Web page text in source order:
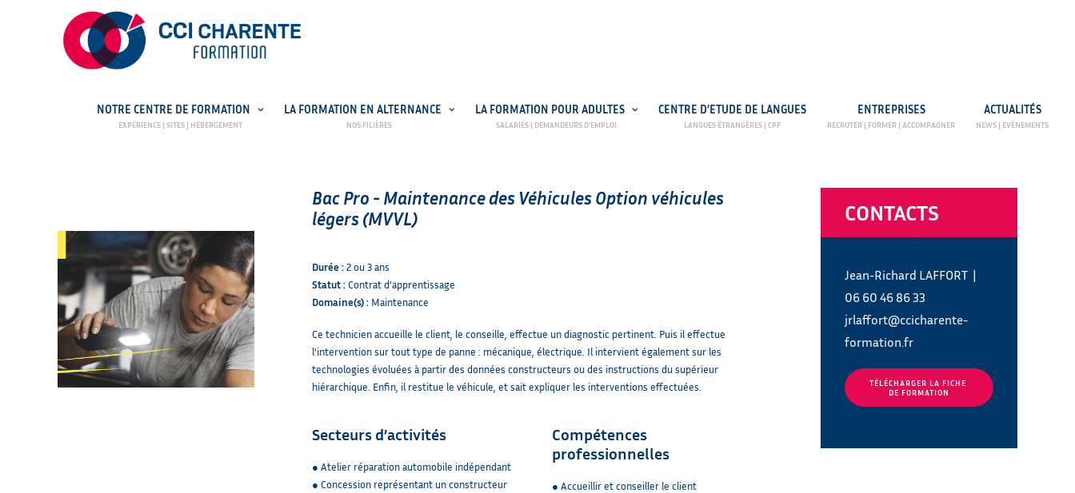
NOTRE CENTRE DE FORMATION LA FORMATION EN ALTERNANCE LA FORMATION POUR ADULTES CENTRE D’ETUDE DE LANGUES ENTREPRISES ACTUALITÉS
Bac Pro - Maintenance des Véhicules Option véhicules
légers (MVVL)
Durée :2 ou 3 ans
Statut : Contrat d’apprentissage
Domaine(s) : Maintenance
Ce technicien accueille le client, le conseille, effectue un diagnostic pertinent. Puis il effectue
l’intervention sur tout type de panne : mécanique, électrique. Il intervient également sur les
technologies évoluées à partir des données constructeurs ou des instructions du supérieur
hiérarchique. Enfin, il restitue le véhicule, et sait expliquer les interventions effectuées.
Secteurs d’activités
● Atelier réparation automobile indépendant
● Concession représentant un constructeur
Compétences
professionnelles
● Accueillir et conseiller le client
CONTACTS
Jean-Richard LAFFORT |
06 60 46 86 33
jrlaffort@ccicharente-
formation.fr
TÉLÉCHARGER LA FICHE
DE FORMATION